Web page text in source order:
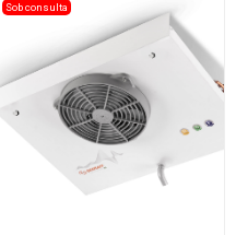
Sob consulta